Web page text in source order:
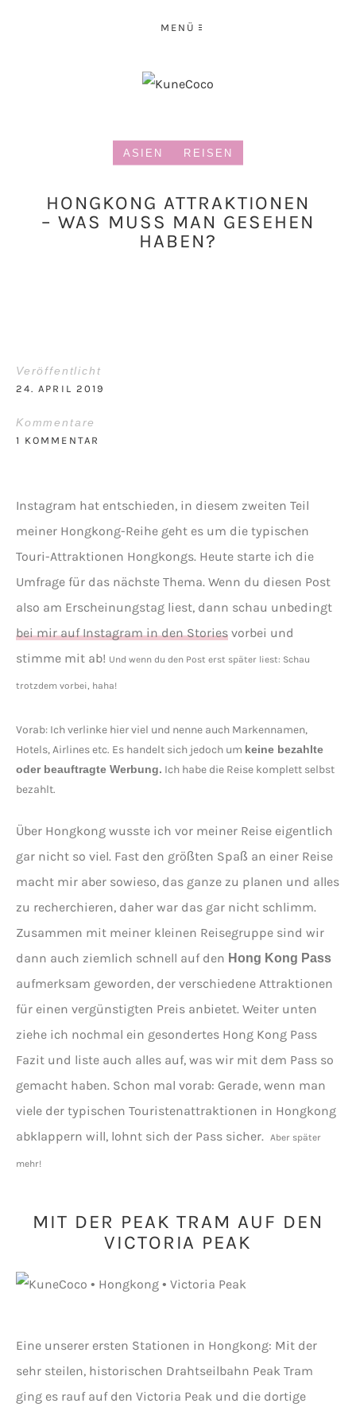
MENÜ
ASIEN REISEN
HONGKONG ATTRAKTIONEN
– WAS MUSS MAN GESEHEN
HABEN?
Veröffentlicht
24. APRIL 2019
Kommentare
1 KOMMENTAR
Instagram hat entschieden, in diesem zweiten Teil
meiner Hongkong-Reihe geht es um die typischen
Touri-Attraktionen Hongkongs. Heute starte ich die
Umfrage für das nächste Thema. Wenn du diesen Post
also am Erscheinungstag liest, dann schau unbedingt
bei mir auf Instagram in den Stories vorbei und
stimme mit ab! Und wenn du den Post erst später liest: Schau
trotzdem vorbei, haha!
Vorab: Ich verlinke hier viel und nenne auch Markennamen,
Hotels, Airlines etc. Es handelt sich jedoch um keine bezahlte
oder beauftragte Werbung. Ich habe die Reise komplett selbst
bezahlt.
Über Hongkong wusste ich vor meiner Reise eigentlich
gar nicht so viel. Fast den größten Spaß an einer Reise
macht mir aber sowieso, das ganze zu planen und alles
zu recherchieren, daher war das gar nicht schlimm.
Zusammen mit meiner kleinen Reisegruppe sind wir
dann auch ziemlich schnell auf den Hong Kong Pass
aufmerksam geworden, der verschiedene Attraktionen
für einen vergünstigten Preis anbietet. Weiter unten
ziehe ich nochmal ein gesondertes Hong Kong Pass
Fazit und liste auch alles auf, was wir mit dem Pass so
gemacht haben. Schon mal vorab: Gerade, wenn man
viele der typischen Touristenattraktionen in Hongkong
abklappern will, lohnt sich der Pass sicher.
Aber später
mehr!
MIT DER PEAK TRAM AUF DEN
VICTORIA PEAK
Eine unserer ersten Stationen in Hongkong: Mit der
sehr steilen, historischen Drahtseilbahn Peak Tram
ging es rauf auf den Victoria Peak und die dortige